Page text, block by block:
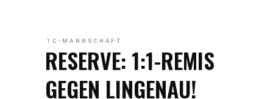
1C-MANNSCHAFT
RESERVE: 1:1-REMIS
GEGEN LINGENAU!